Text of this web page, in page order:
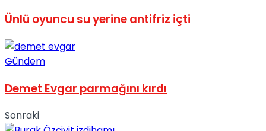
Ünlü oyuncu su yerine antifriz içti
Gündem
Demet Evgar parmağını kırdı
Sonraki